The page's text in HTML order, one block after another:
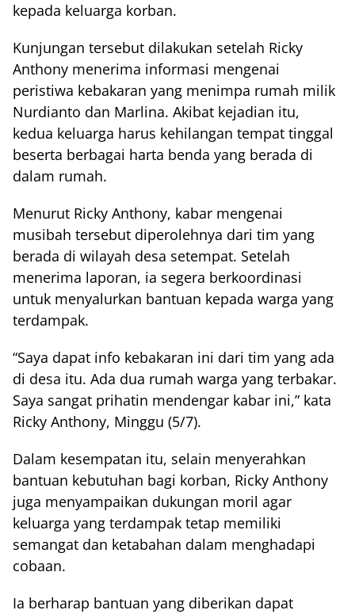
kepada keluarga korban.
Kunjungan tersebut dilakukan setelah Ricky
Anthony menerima informasi mengenai
peristiwa kebakaran yang menimpa rumah milik
Nurdianto dan Marlina. Akibat kejadian itu,
kedua keluarga harus kehilangan tempat tinggal
beserta berbagai harta benda yang berada di
dalam rumah.
Menurut Ricky Anthony, kabar mengenai
musibah tersebut diperolehnya dari tim yang
berada di wilayah desa setempat. Setelah
menerima laporan, ia segera berkoordinasi
untuk menyalurkan bantuan kepada warga yang
terdampak.
“Saya dapat info kebakaran ini dari tim yang ada
di desa itu. Ada dua rumah warga yang terbakar.
Saya sangat prihatin mendengar kabar ini,” kata
Ricky Anthony, Minggu (5/7).
Dalam kesempatan itu, selain menyerahkan
bantuan kebutuhan bagi korban, Ricky Anthony
juga menyampaikan dukungan moril agar
keluarga yang terdampak tetap memiliki
semangat dan ketabahan dalam menghadapi
cobaan.
Ia berharap bantuan yang diberikan dapat